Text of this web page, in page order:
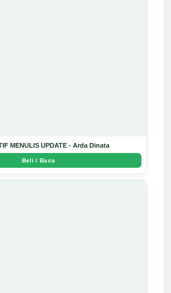
MENULIS UPDATE - Arda Dinata
Beli / Baca